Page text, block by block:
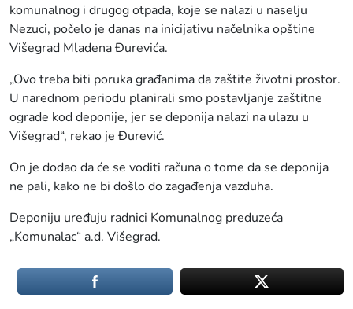
komunalnog i drugog otpada, koje se nalazi u naselju
Nezuci, počelo je danas na inicijativu načelnika opštine
Višegrad Mladena Đurevića.
„Ovo treba biti poruka građanima da zaštite životni prostor.
U narednom periodu planirali smo postavljanje zaštitne
ograde kod deponije, jer se deponija nalazi na ulazu u
Višegrad“, rekao je Đurević.
On je dodao da će se voditi računa o tome da se deponija
ne pali, kako ne bi došlo do zagađenja vazduha.
Deponiju uređuju radnici Komunalnog preduzeća
„Komunalac“ a.d. Višegrad.